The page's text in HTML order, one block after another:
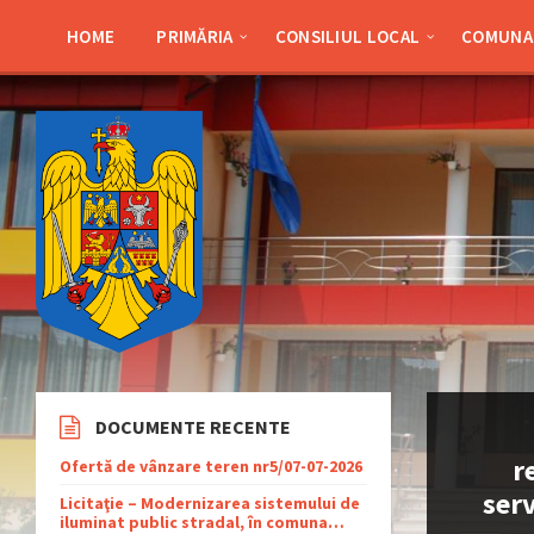
sidebar
sidebar
HOME PRIMĂRIA CONSILIUL LOCAL
DOCUMENTE RECENTE
Ofertă de vânzare teren nr5/07-07-2026
Licitaţie – Modernizarea sistemului de
iluminat public stradal, în comuna